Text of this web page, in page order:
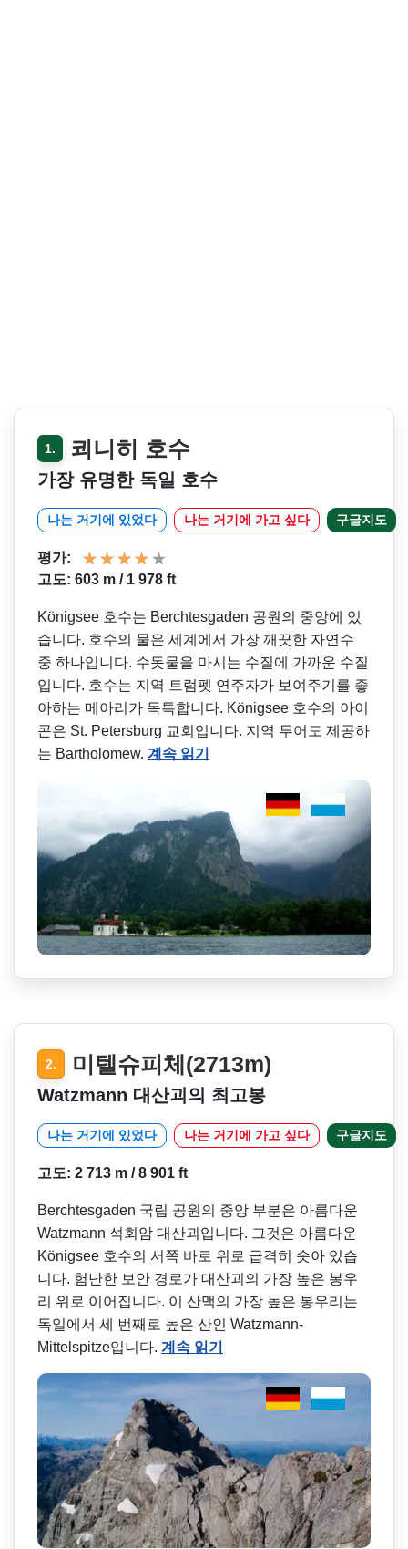
1. 쾨니히 호수
가장 유명한 독일 호수
나는 거기에 있었다 나는 거기에 가고 싶다 구글지도
평가:
고도: 603 m / 1 978 ft
Königsee 호수는 Berchtesgaden 공원의 중앙에 있
습니다. 호수의 물은 세계에서 가장 깨끗한 자연수
중 하나입니다. 수돗물을 마시는 수질에 가까운 수질
입니다. 호수는 지역 트럼펫 연주자가 보여주기를 좋
아하는 메아리가 독특합니다. Königsee 호수의 아이
콘은 St. Petersburg 교회입니다. 지역 투어도 제공하
는 Bartholomew. 계속 읽기
2. 미텔슈피체(2713m)
Watzmann 대산괴의 최고봉
나는 거기에 있었다 나는 거기에 가고 싶다 구글지도
고도: 2 713 m / 8 901 ft
Berchtesgaden 국립 공원의 중앙 부분은 아름다운
Watzmann 석회암 대산괴입니다. 그것은 아름다운
Königsee 호수의 서쪽 바로 위로 급격히 솟아 있습
니다. 험난한 보안 경로가 대산괴의 가장 높은 봉우
리 위로 이어집니다. 이 산맥의 가장 높은 봉우리는
독일에서 세 번째로 높은 산인 Watzmann-
Mittelspitze입니다. 계속 읽기